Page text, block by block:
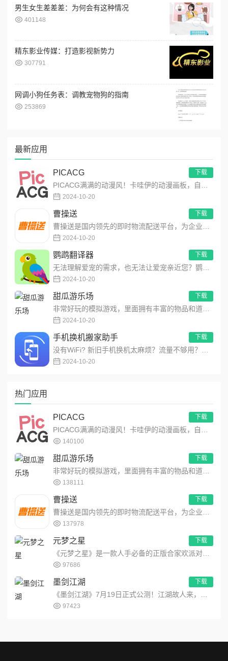
男生女生差差差：为何会有这种情况
401148
精东影业传媒：打造影视新势力
307791
网调小狗任务表：调教宠物狗的指南
253869
最新应用
PICACG
2024-10-20
下载
曹操送
2024-10-20
下载
鹦鹉翻译器
2024-10-20
下载
甜瓜游乐场
2024-10-20
下载
手机换机搬家助手
2024-10-20
下载
热门应用
PICACG
140100
下载
甜瓜游乐场
138111
下载
曹操送
137978
下载
元梦之星
97686
下载
墨剑江湖
97423
下载